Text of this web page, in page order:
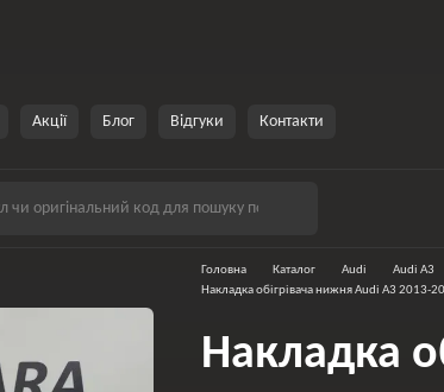
Акції Блог Відгуки Контакти
Головна Каталог Audi
Audi A3
Накладка обігрівача нижня Audi A3 2013-
Накладка